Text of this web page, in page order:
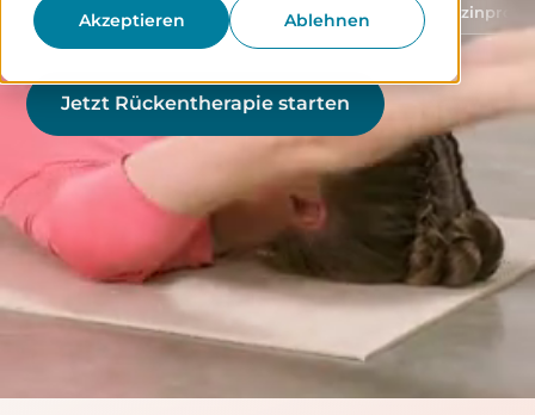
Akzeptieren Ablehnen
Schutz von Gesundheitsdaten Medizinprodukt Klasse
Jetzt Rückentherapie starten